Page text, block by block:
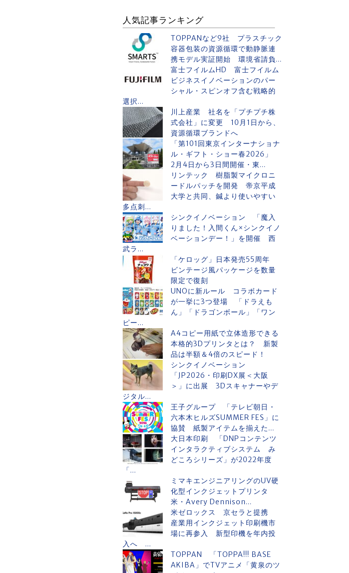
人気記事ランキング
TOPPANなど9社 プラスチック
容器包装の資源循環で動静脈連
携モデル実証開始 環境省請負...
富士フイルムHD 富士フイルム
ビジネスイノベーションのパー
シャル・スピンオフ含む戦略的
選択...
川上産業 社名を「プチプチ株
式会社」に変更 10月1日から、
資源循環ブランドへ
「第101回東京インターナショナ
ル・ギフト・ショー春2026」
2月4日から3日間開催・東...
リンテック 樹脂製マイクロニ
ードルパッチを開発 帝京平成
大学と共同、鍼より使いやすい
多点刺...
シンクイノベーション 「魔入
りました！入間くん×シンクイノ
ベーションデー！」を開催 西
武ラ...
「ケロッグ」日本発売55周年
ビンテージ風パッケージを数量
限定で復刻
UNOに新ルール コラボカード
が一挙に3つ登場 「ドラえも
ん」「ドラゴンボール」「ワン
ピー...
A4コピー用紙で立体造形できる
本格的3Dプリンタとは？ 新製
品は半額＆4倍のスピード！
シンクイノベーション
「JP2026・印刷DX展＜大阪
＞」に出展 3Dスキャナーやデ
ジタル...
王子グループ 「テレビ朝日・
六本木ヒルズSUMMER FES」に
協賛 紙製アイテムを揃えた...
大日本印刷 「DNPコンテンツ
インタラクティブシステム み
どころシリーズ」が2022年度
「...
ミマキエンジニアリングのUV硬
化型インクジェットプリンタ
米・Avery Dennison...
米ゼロックス 京セラと提携
産業用インクジェット印刷機市
場に再参入 新型印機を年内投
入へ ...
TOPPAN 「TOPPA!!! BASE
AKIBA」でTVアニメ「黄泉のツ